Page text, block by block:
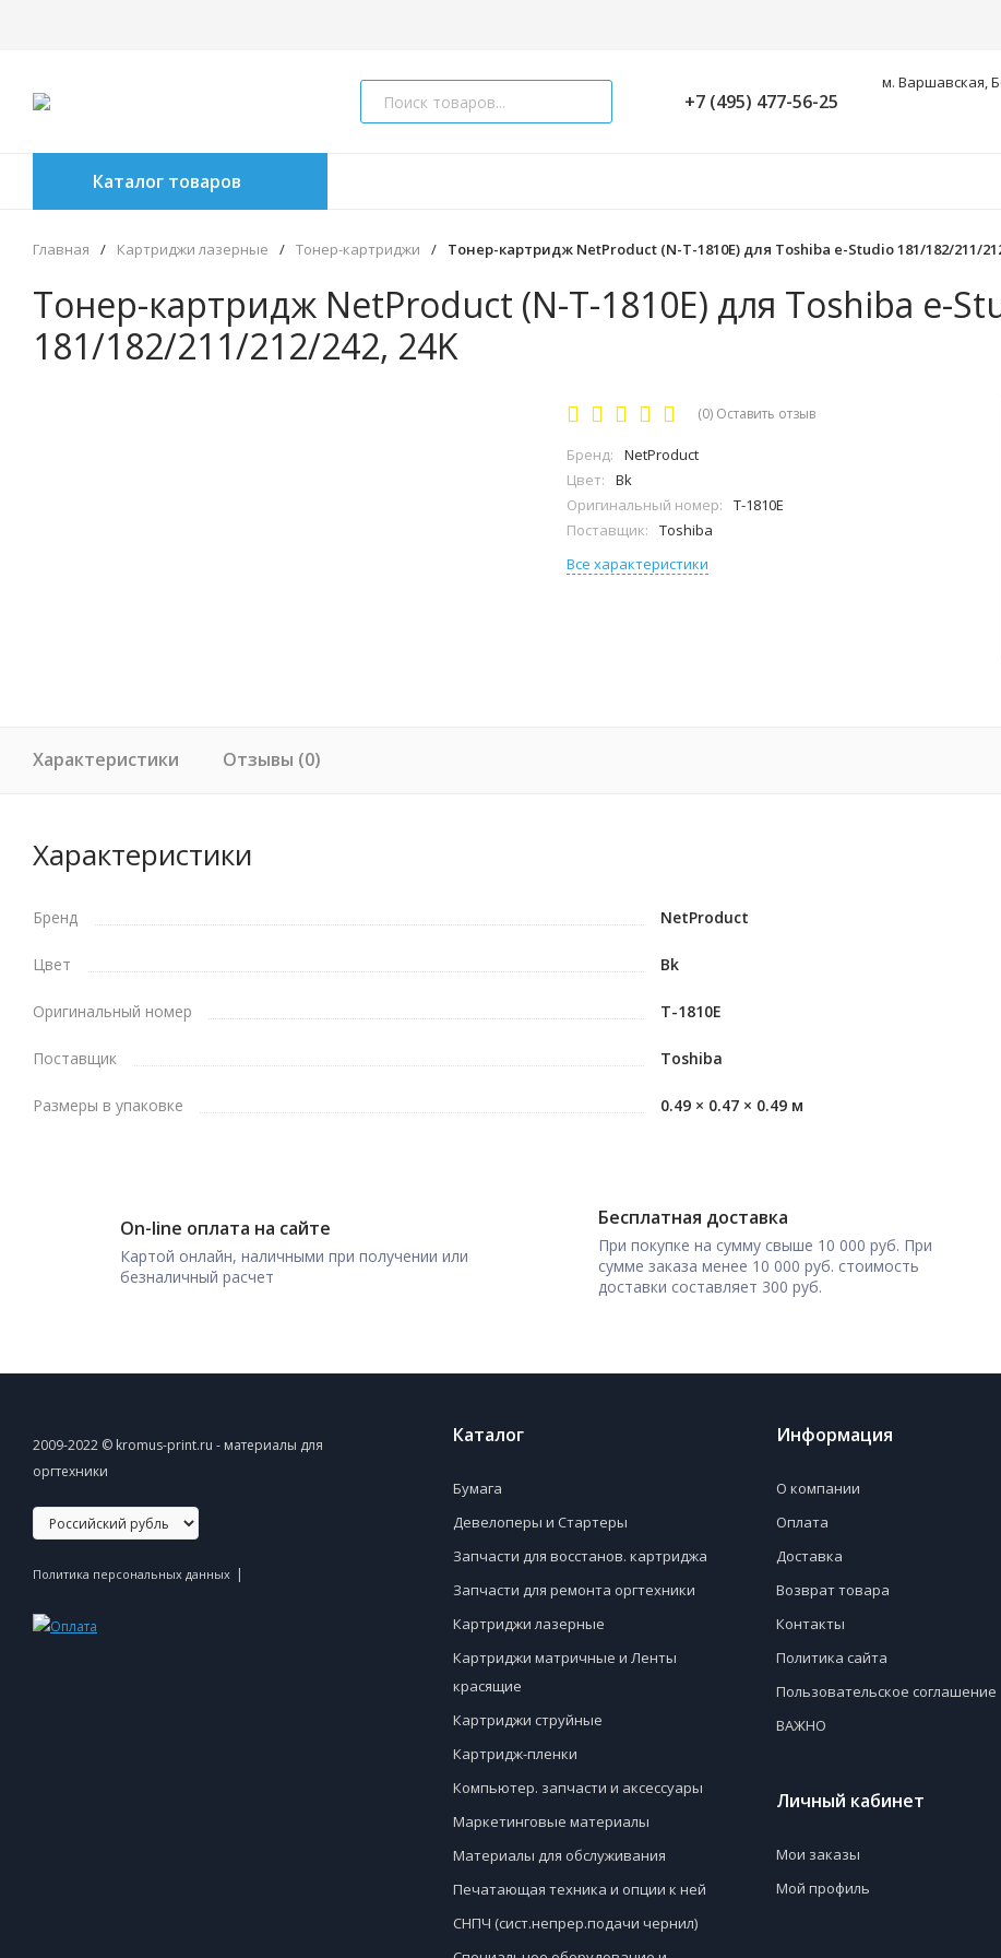
+7 (495) 477-56-25
м. Варшавская,
Каталог товаров
Главная / Картриджи лазерные / Тонер-картриджи / Тонер-картридж NetProduct (N-T-1810E) для Toshiba e-Studio 181/182/211/
Тонер-картридж NetProduct (N-T-1810E) для Toshiba e-
181/182/211/212/242, 24K
(0) Оставить отзыв
Бренд:
NetProduct
Цвет:
Bk
Оригинальный номер:
T-1810E
Поставщик:
Toshiba
Все характеристики
Характеристики Отзывы (0)
Характеристики
Бренд NetProduct
Цвет Bk
Оригинальный номер T-1810E
Поставщик Toshiba
Размеры в упаковке 0.49 × 0.47 × 0.49 м
On-line оплата на сайте
Картой онлайн, наличными при получении или
безналичный расчет
Бесплатная доставка
При покупке на сумму свыше 10 000 руб. При
сумме заказа менее 10 000 руб. стоимость
доставки составляет 300 руб.
2009-2022 © kromus-print.ru - материалы для
оргтехники
Политика персональных данных |
Каталог
Бумага
Девелоперы и Стартеры
Запчасти для восстанов. картриджа
Запчасти для ремонта оргтехники
Картриджи лазерные
Картриджи матричные и Ленты
красящие
Картриджи струйные
Картридж-пленки
Компьютер. запчасти и аксессуары
Маркетинговые материалы
Материалы для обслуживания
Печатающая техника и опции к ней
СНПЧ (сист.непрер.подачи чернил)
Информация
О компании
Оплата
Доставка
Возврат товара
Контакты
Политика сайта
Пользовательское соглашение
ВАЖНО
Личный кабинет
Мои заказы
Мой профиль